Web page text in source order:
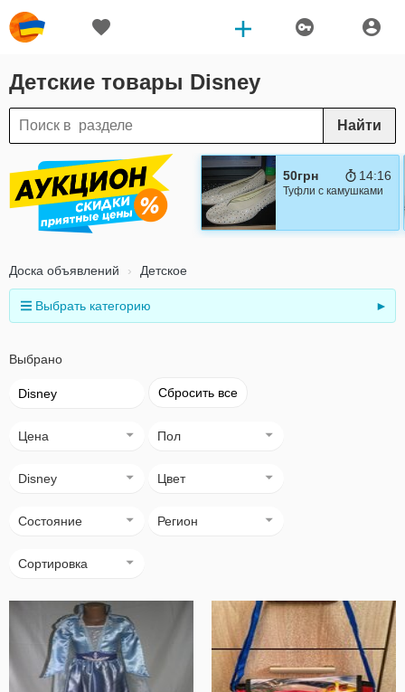
Детские товары Disney
Найти
50грн 14:15
Туфли с камушками
Доска объявлений Детское
Выбрать категорию ►
Выбрано
Disney Сбросить все
Цена Пол
Disney Цвет
Состояние Регион
Сортировка